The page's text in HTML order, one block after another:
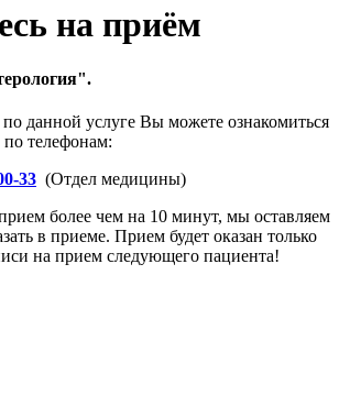
на приём
".
данной услуге Вы можете ознакомиться
по телефонам:
33 (Отдел медицины)
более чем на 10 минут, мы оставляем
в приеме. Прием будет оказан только
на прием следующего пациента!